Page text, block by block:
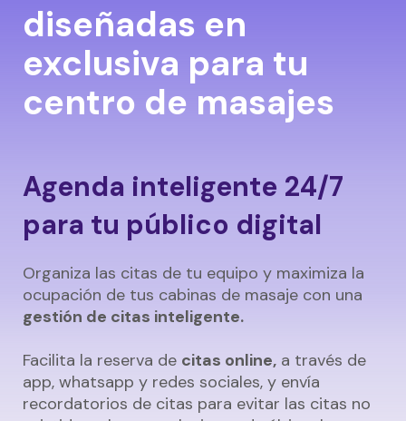
diseñadas en
exclusiva para tu
centro de masajes
Agenda inteligente 24/7
para tu público digital
Organiza las citas de tu equipo y maximiza la
ocupación de tus cabinas de masaje con una
gestión de citas inteligente.
Facilita la reserva de citas online, a través de
app, whatsapp y redes sociales, y envía
recordatorios de citas para evitar las citas no